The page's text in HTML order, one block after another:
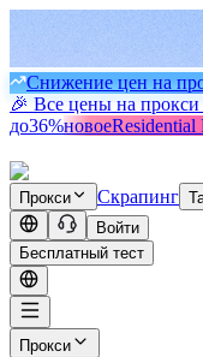
Снижение цен на
🎉 Все цены на
до36%новоеResidential
Прокси Скрапинг
Войти
Бесплатный тест
Прокси